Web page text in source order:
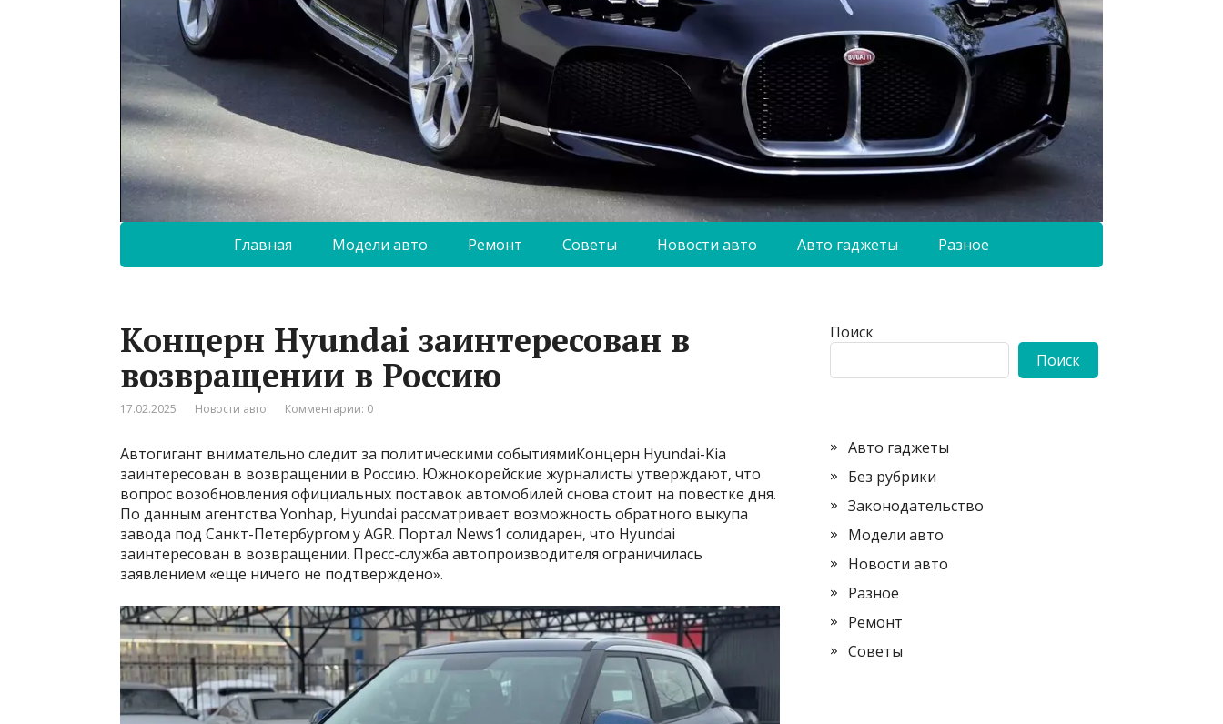
Главная Модели авто Ремонт Советы Новости авто Авто гаджеты Разное
Концерн Hyundai заинтересован в
возвращении в Россию
17.02.2025 Новости авто Комментарии: 0
Автогигант внимательно следит за политическими событиямиКонцерн Hyundai-Kia
заинтересован в возвращении в Россию. Южнокорейские журналисты утверждают, что
вопрос возобновления официальных поставок автомобилей снова стоит на повестке дня.
По данным агентства Yonhap, Hyundai рассматривает возможность обратного выкупа
завода под Санкт-Петербургом у AGR. Портал News1 солидарен, что Hyundai
заинтересован в возвращении. Пресс-служба автопроизводителя ограничилась
заявлением «еще ничего не подтверждено».
Поиск
Поиск
Авто гаджеты
Без рубрики
Законодательство
Модели авто
Новости авто
Разное
Ремонт
Советы